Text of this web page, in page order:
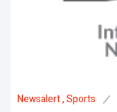
Newsalert, Sports